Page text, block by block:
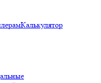
Калькулятор